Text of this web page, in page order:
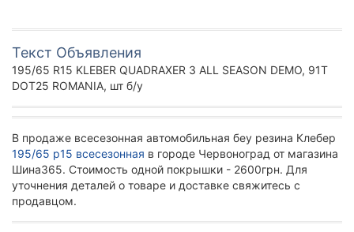
Текст Объявления
195/65 R15 KLEBER QUADRAXER 3 ALL SEASON DEMO, 91T
DOT25 ROMANIA, шт б/у
В продаже всесезонная автомобильная беу резина Клебер
195/65 р15 всесезонная в городе Червоноград от магазина
Шина365. Стоимость одной покрышки - 2600грн. Для
уточнения деталей о товаре и доставке свяжитесь с
продавцом.